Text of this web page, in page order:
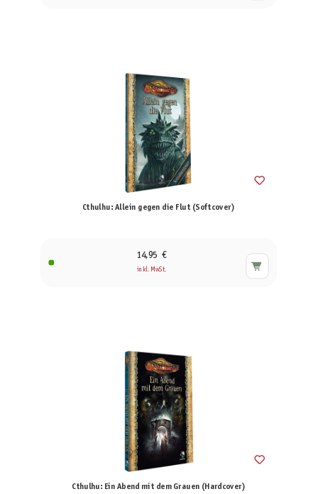
Cthulhu: Allein gegen die Flut (Softcover)
14,95 €
inkl. MwSt.
Cthulhu: Ein Abend mit dem Grauen (Hardcover)